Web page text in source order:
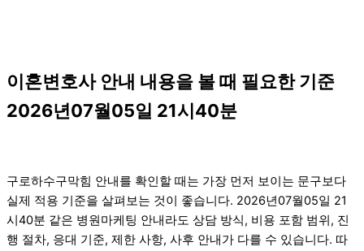
이혼변호사 안내 내용을 볼 때 필요한 기준
2026년07월05일 21시40분
구로하수구막힘 안내를 확인할 때는 가장 먼저 보이는 문구보다
실제 적용 기준을 살펴보는 것이 좋습니다. 2026년07월05일 21
시40분 같은 병원마케팅 안내라도 상담 방식, 비용 포함 범위, 진
행 절차, 응대 기준, 제한 사항, 사후 안내가 다를 수 있습니다. 따